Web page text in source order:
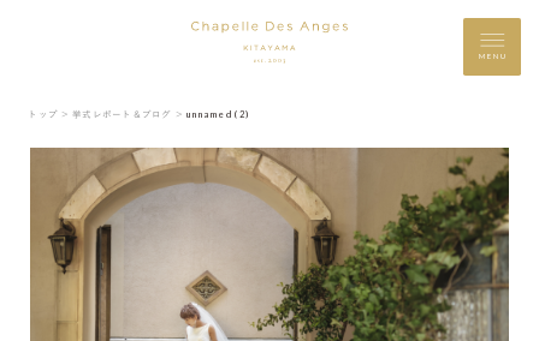
MENU
トップ ＞ 挙式レポート＆ブログ ＞ unnamed (2)